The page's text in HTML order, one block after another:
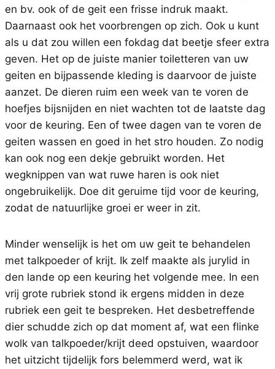
en bv. ook of de geit een frisse indruk maakt.
Daarnaast ook het voorbrengen op zich. Ook u kunt
als u dat zou willen een fokdag dat beetje sfeer extra
geven. Het op de juiste manier toiletteren van uw
geiten en bijpassende kleding is daarvoor de juiste
aanzet. De dieren ruim een week van te voren de
hoefjes bijsnijden en niet wachten tot de laatste dag
voor de keuring. Een of twee dagen van te voren de
geiten wassen en goed in het stro houden. Zo nodig
kan ook nog een dekje gebruikt worden. Het
wegknippen van wat ruwe haren is ook niet
ongebruikelijk. Doe dit geruime tijd voor de keuring,
zodat de natuurlijke groei er weer in zit.
Minder wenselijk is het om uw geit te behandelen
met talkpoeder of krijt. Ik zelf maakte als jurylid in
den lande op een keuring het volgende mee. In een
vrij grote rubriek stond ik ergens midden in deze
rubriek een geit te bespreken. Het desbetreffende
dier schudde zich op dat moment af, wat een flinke
wolk van talkpoeder/krijt deed opstuiven, waardoor
het uitzicht tijdelijk fors belemmerd werd, wat ik